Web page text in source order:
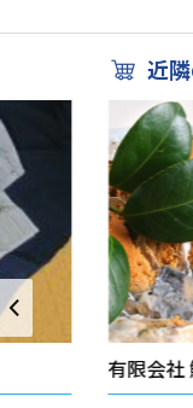
王かがみの
近
有限会社